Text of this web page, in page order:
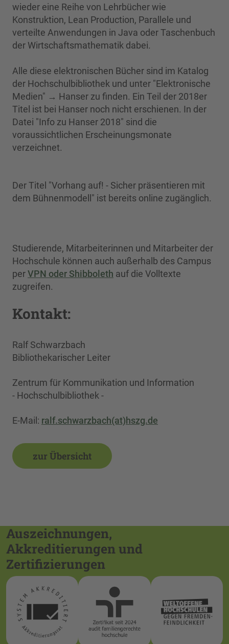
wieder eine Reihe von Lehrbücher wie
Konstruktion, Lean Production, Parallele und
verteilte Anwendungen in Java oder Taschenbuch
der Wirtschaftsmathematik dabei.
Alle diese elektronischen Bücher sind im Katalog
der Hochschulbibliothek und unter "Elektronische
Medien" → Hanser zu finden. Ein Teil der 2018er
Titel ist bei Hanser noch nicht erschienen. In der
Datei "Info zu Hanser 2018" sind die
voraussichtlichen Erscheinungsmonate
verzeichnet.
Der Titel "Vorhang auf! - Sicher präsentieren mit
dem Bühnenmodell" ist bereits online zugänglich.
Studierende, Mitarbeiterinnen und Mitarbeiter der
Hochschule können auch außerhalb des Campus
perVPN oder Shibboleth auf die Volltexte
zugreifen.
Kontakt:
Ralf Schwarzbach
Bibliothekarischer Leiter
Zentrum für Kommunikation und Information
- Hochschulbibliothek -
E-Mail: ralf.schwarzbach(at)hszg.de
zur Übersicht
Auszeichnungen,
Akkreditierungen und
Zertifizierungen